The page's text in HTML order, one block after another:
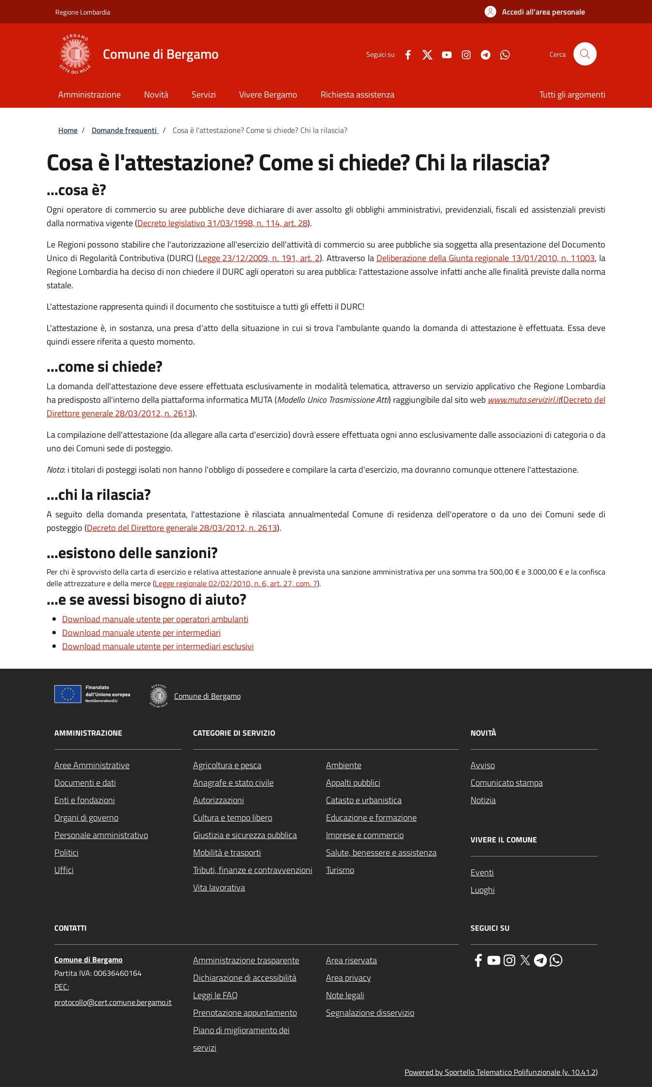
Regione Lombardia Accedi all'area personale
Comune di Bergamo Seguici su Cerca
Amministrazione Novità Servizi Vivere Bergamo Richiesta assistenza Tutti gli argomenti
Briciole di pane
Home / Domande frequenti / Cosa è l'attestazione? Come si chiede? Chi la rilascia?
Cosa è l'attestazione? Come si chiede? Chi la rilascia?
...cosa è?
Ogni operatore di commercio su aree pubbliche deve dichiarare di aver assolto gli obblighi amministrativi, previdenziali, fiscali ed assistenziali previsti
dalla normativa vigente (Decreto legislativo 31/03/1998, n. 114, art. 28).
Le Regioni possono stabilire che l'autorizzazione all'esercizio dell'attività di commercio su aree pubbliche sia soggetta alla presentazione del Documento
Unico di Regolarità Contributiva (DURC) (Legge 23/12/2009, n. 191, art. 2). Attraverso la Deliberazione della Giunta regionale 13/01/2010, n. 11003, la
Regione Lombardia ha deciso di non chiedere il DURC agli operatori su area pubblica: l'attestazione assolve infatti anche alle finalità previste dalla norma
statale.
L'attestazione rappresenta quindi il documento che sostituisce a tutti gli effetti il DURC!
L'attestazione è, in sostanza, una presa d'atto della situazione in cui si trova l'ambulante quando la domanda di attestazione è effettuata. Essa deve
quindi essere riferita a questo momento.
...come si chiede?
La domanda dell'attestazione deve essere effettuata esclusivamente in modalità telematica, attraverso un servizio applicativo che Regione Lombardia
ha predisposto all'interno della piattaforma informatica MUTA (Modello Unico Trasmissione Atti) raggiungibile dal sito web www.muta.servizirl.it(Decreto del
Direttore generale 28/03/2012, n. 2613).
La compilazione dell'attestazione (da allegare alla carta d'esercizio) dovrà essere effettuata ogni anno esclusivamente dalle associazioni di categoria o da
uno dei Comuni sede di posteggio.
Nota: i titolari di posteggi isolati non hanno l'obbligo di possedere e compilare la carta d'esercizio, ma dovranno comunque ottenere l'attestazione.
...chi la rilascia?
A seguito della domanda presentata, l'attestazione è rilasciata annualmentedal Comune di residenza dell'operatore o da uno dei Comuni sede di
posteggio (Decreto del Direttore generale 28/03/2012, n. 2613).
...esistono delle sanzioni?
Per chi è sprovvisto della carta di esercizio e relativa attestazione annuale è prevista una sanzione amministrativa per una somma tra 500,00 € e 3.000,00 € e la confisca
delle attrezzature e della merce (Legge regionale 02/02/2010, n. 6, art. 27, com. 7).
...e se avessi bisogno di aiuto?
Download manuale utente per operatori ambulanti
Download manuale utente per intermediari
Download manuale utente per intermediari esclusivi
Comune di Bergamo
AMMINISTRAZIONE
Aree Amministrative
Documenti e dati
Enti e fondazioni
Organi di governo
Personale amministrativo
Politici
Uffici
CATEGORIE DI SERVIZIO
Agricoltura e pesca
Ambiente
Anagrafe e stato civile
Appalti pubblici
Autorizzazioni
Catasto e urbanistica
Cultura e tempo libero
Educazione e formazione
Giustizia e sicurezza pubblica
Imprese e commercio
Mobilità e trasporti
Salute, benessere e assistenza
Tributi, finanze e contravvenzioni
Turismo
Vita lavorativa
NOVITÀ
Avviso
Comunicato stampa
Notizia
VIVERE IL COMUNE
Eventi
Luoghi
CONTATTI
Comune di Bergamo
Partita IVA: 00636460164
PEC:
protocollo@cert.comune.bergamo.it
Amministrazione trasparente
Area riservata
Dichiarazione di accessibilità
Area privacy
Leggi le FAQ
Note legali
Prenotazione appuntamento
Segnalazione disservizio
Piano di miglioramento dei
servizi
SEGUICI SU
Powered by Sportello Telematico Polifunzionale (v. 10.41.2)